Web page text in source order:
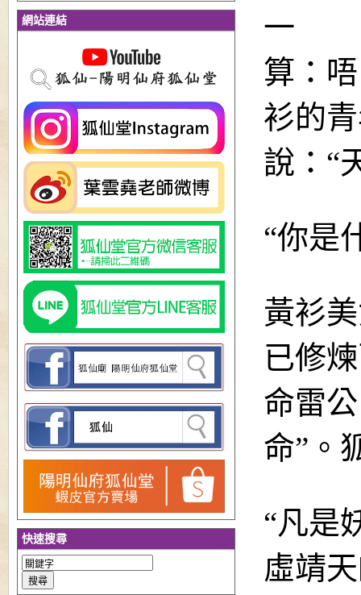
網站連結
快速搜尋
一
算：
衫的
說：“
“你是
黃衫
已修
命雷
命”。
“凡是
虛靖